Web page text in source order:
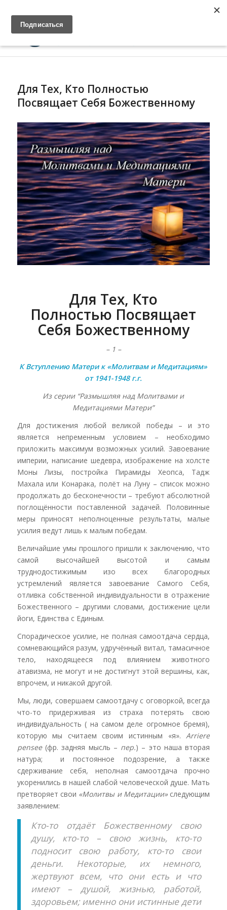
Для Тех, Кто Полностью
Посвящает Себя Божественному
Для Тех, Кто
Полностью Посвящает
Себя Божественному
– 1 –
К Вступлению Матери к «Молитвам и Медитациям»
от 1941-1948 г.г.
Из серии “Размышляя над Молитвами и
МедитациямиМатери”
Для достижения любой великой победы – и это
является непременным условием – необходимо
приложить максимум возможных усилий. Завоевание
империи, написание шедевра, изображение на холсте
Моны Лизы, постройка Пирамиды Хеопса, Тадж
Махала или Конарака, полёт на Луну – список можно
продолжать до бесконечности – требуют абсолютной
поглощённости поставленной задачей. Половинные
меры приносят неполноценные результаты, малые
усилия ведут лишь к малым победам.
Величайшие умы прошлого пришли к заключению, что
самой высочайшей высотой и самым
труднодостижимым изо всех благородных
устремлений является завоевание Самого Себя,
отливка собственной индивидуальности в отражение
Божественного – другими словами, достижение цели
йоги, Единства с Единым.
Спорадическое усилие, не полная самоотдача сердца,
сомневающийся разум, удручённый витал, тамасичное
тело, находящееся под влиянием животного
атавизма, не могут и не достигнут этой вершины, как,
впрочем, и никакой другой.
Мы, люди, совершаем самоотдачу с оговоркой, всегда
что-то придерживая из страха потерять свою
индивидуальность ( на самом деле огромное бремя),
которую мы считаем своим истинным «я».Arriere
pensee(фр. задняя мысль – пер.) – это наша вторая
натура; и постоянное подозрение, а также
сдерживание себя, неполная самоотдача прочно
укоренились в нашей слабой человеческой душе. Мать
претворяет свои «Молитвы и Медитации»следующим
заявлением:
Кто-то отдаёт Божественному свою
душу, кто-то – свою жизнь, кто-то
подносит свою работу, кто-то свои
деньги. Некоторые, их немного,
жертвуют всем, что они есть и что
имеют – душой, жизнью, работой,
здоровьем; именно они истинные дети